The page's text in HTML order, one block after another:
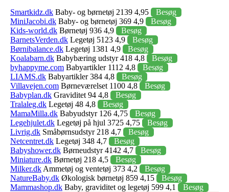
Smartkidz.dk Baby- og børnetøj 2139 4,95
Besøg
MiniJacobi.dk Baby- og børnetøj 369 4,9
Besøg
Kids-world.dk Børnetøj 936 4,9
Besøg
BarnetsVerden.dk Legetøj 5123 4,9
Besøg
Børnibalance.dk Legetøj 1381 4,9
Besøg
Koalabarn.dk Babybæring udstyr 418 4,8
Besøg
byhappyme.com Babyartikler 1112 4,8
Besøg
LIAMS.dk Babyartikler 384 4,8
Besøg
Villavejen.com Børneværelset 1100 4,8
Besøg
Babyplan.dk Graviditet 94 4,8
Besøg
Tralaleg.dk Legetøj 48 4,8
Besøg
MamaMilla.dk Babyudstyr 126 4,75
Besøg
Legehjulet.dk Legetøj på hjul 3725 4,75
Besøg
Livrig.dk Småbørnsudstyr 218 4,7
Besøg
Netcentret.dk Legetøj 348 4,7
Besøg
Babyshower.dk Børneudstyr 4142 4,7
Besøg
Miniature.dk Børnetøj 218 4,5
Besøg
Milker.dk Ammetøj og ventetøj 373 4,2
Besøg
NatureBaby.dk Økologisk børnetøj 859 4,15
Besøg
Mammashop.dk Baby, graviditet og legetøj 599 4,1
Besøg